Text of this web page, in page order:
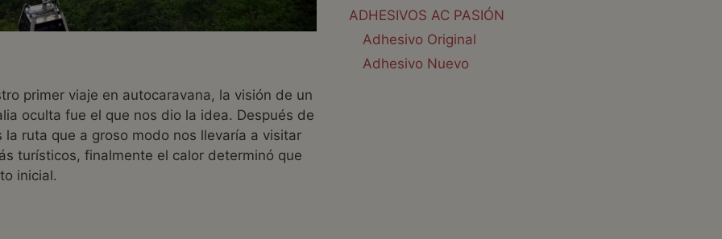
primer viaje en autocaravana, la visión de un
oculta fue el que nos dio la idea. Después de
ruta que a groso modo nos llevaría a visitar
turísticos, finalmente el calor determinó que
inicial.
ADHESIVOS AC PASIÓN
Adhesivo Original
Adhesivo Nuevo